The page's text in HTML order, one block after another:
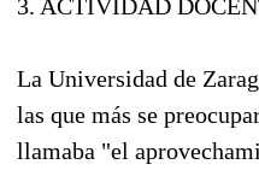
3. ACTIVIDAD
La Universidad de
las que más se
llamaba "el